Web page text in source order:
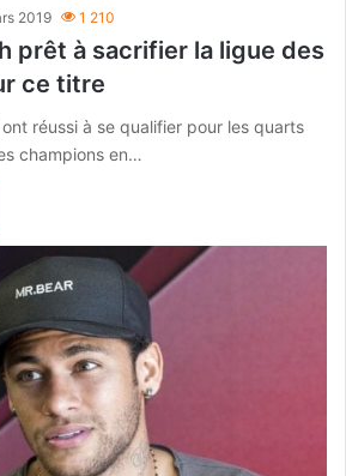
2019 1 210
prêt à sacrifier la ligue des
ce titre
réussi à se qualifier pour les quarts
champions en…